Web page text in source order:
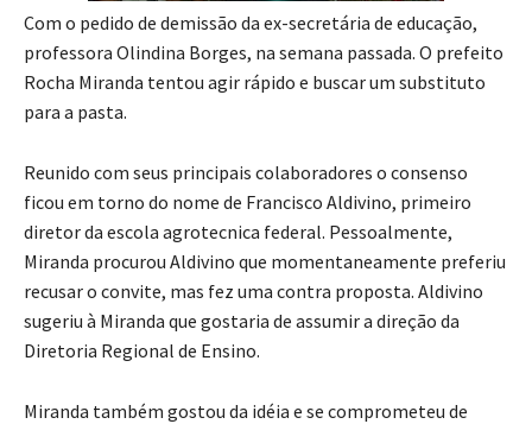
Com o pedido de demissão da ex-secretária de educação,
professora Olindina Borges, na semana passada. O prefeito
Rocha Miranda tentou agir rápido e buscar um substituto
para a pasta.
Reunido com seus principais colaboradores o consenso
ficou em torno do nome de Francisco Aldivino, primeiro
diretor da escola agrotecnica federal. Pessoalmente,
Miranda procurou Aldivino que momentaneamente preferiu
recusar o convite, mas fez uma contra proposta. Aldivino
sugeriu à Miranda que gostaria de assumir a direção da
Diretoria Regional de Ensino.
Miranda também gostou da idéia e se comprometeu de